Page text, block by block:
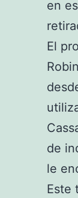
en
El
de
le
Este